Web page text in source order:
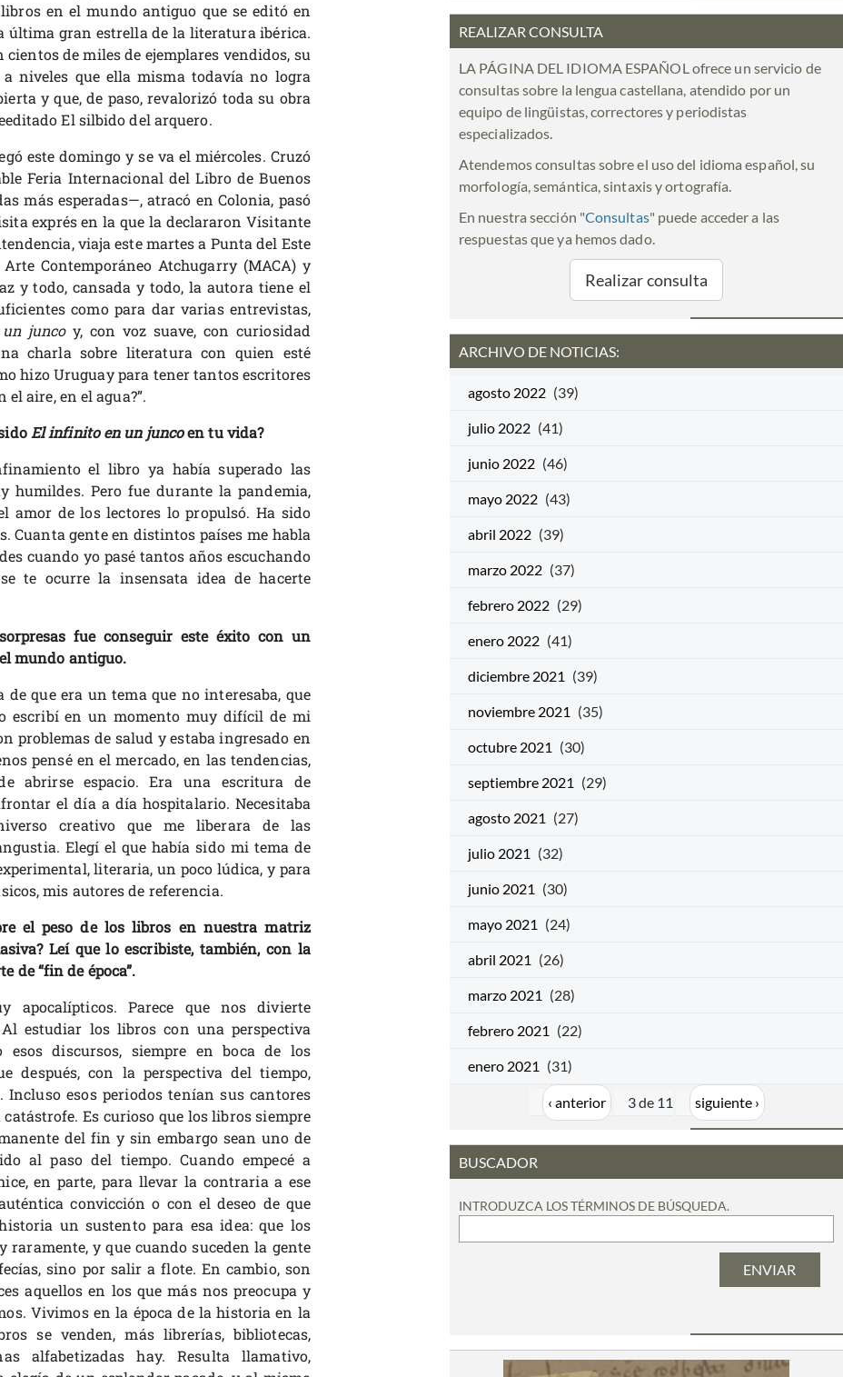
en el mundo antiguo que se editó en
última gran estrella de la literatura ibérica.
de miles de ejemplares vendidos, su
niveles que ella misma todavía no logra
y que, de paso, revalorizó toda su obra
El silbido del arquero.
este domingo y se va el miércoles. Cruzó
Feria Internacional del Libro de Buenos
más esperadas—, atracó en Colonia, pasó
exprés en la que la declararon Visitante
viaja este martes a Punta del Este
Contemporáneo Atchugarry (MACA) y
y todo, cansada y todo, la autora tiene el
como para dar varias entrevistas,
juncoy, con voz suave, con curiosidad
charla sobre literatura con quien esté
hizo Uruguay para tener tantos escritores
el aire, en el agua?”.
El infinito en un juncoen tu vida?
el libro ya había superado las
humildes. Pero fue durante la pandemia,
amor de los lectores lo propulsó. Ha sido
Cuanta gente en distintos países me habla
cuando yo pasé tantos años escuchando
te ocurre la insensata idea de hacerte
fue conseguir este éxito con un
mundo antiguo.
que era un tema que no interesaba, que
escribí en un momento muy difícil de mi
problemas de salud y estaba ingresado en
pensé en el mercado, en las tendencias,
abrirse espacio. Era una escritura de
el día a día hospitalario. Necesitaba
creativo que me liberara de las
Elegí el que había sido mi tema de
literaria, un poco lúdica, y para
mis autores de referencia.
el peso de los libros en nuestra matriz
Leí que lo escribiste, también, con la
de “fin de época”.
Parece que nos divierte
estudiar los libros con una perspectiva
discursos, siempre en boca de los
después, con la perspectiva del tiempo,
Incluso esos periodos tenían sus cantores
Es curioso que los libros siempre
del fin y sin embargo sean uno de
al paso del tiempo. Cuando empecé a
en parte, para llevar la contraria a ese
convicción o con el deseo de que
un sustento para esa idea: que los
raramente, y que cuando suceden la gente
sino por salir a flote. En cambio, son
aquellos en los que más nos preocupa y
Vivimos en la época de la historia en la
se venden, más librerías, bibliotecas,
alfabetizadas hay. Resulta llamativo,
REALIZAR CONSULTA
LA PÁGINA DEL IDIOMA ESPAÑOL ofrece un servicio de
consultas sobre la lengua castellana, atendido por un
equipo de lingüistas, correctores y periodistas
especializados.
Atendemos consultas sobre el uso del idioma español, su
morfología, semántica, sintaxis y ortografía.
En nuestra sección "Consultas" puede acceder a las
respuestas que ya hemos dado.
Realizar consulta
ARCHIVO DE NOTICIAS:
agosto 2022 (39)
julio 2022 (41)
junio 2022 (46)
mayo 2022 (43)
abril 2022 (39)
marzo 2022 (37)
febrero 2022 (29)
enero 2022 (41)
diciembre 2021 (39)
noviembre 2021 (35)
octubre 2021 (30)
septiembre 2021 (29)
agosto 2021 (27)
julio 2021 (32)
junio 2021 (30)
mayo 2021 (24)
abril 2021 (26)
marzo 2021 (28)
febrero 2021 (22)
enero 2021 (31)
‹ anterior 3 de 11 siguiente ›
BUSCADOR
INTRODUZCA LOS TÉRMINOS DE BÚSQUEDA.